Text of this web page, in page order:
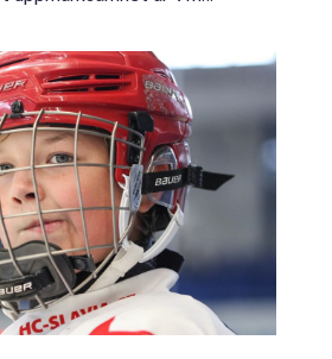
om mästartiteln. I denna